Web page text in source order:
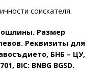
соискателя.
Размер
Реквизиты для
БНБ – ЦУ,
BIC: BNBG BGSD.